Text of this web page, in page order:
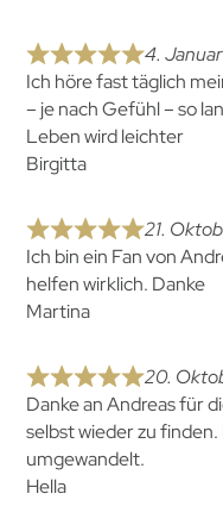
4.
Ich höre fast täglich
– je nach Gefühl – so
Leben wird leichter
Birgitta
21.
Ich bin ein Fan von
helfen wirklich. Danke
Martina
20.
Danke an Andreas für
selbst wieder zu
umgewandelt.
Hella